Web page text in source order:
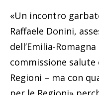
«Un incontro
Raffaele Donini,
dell’Emilia-
commissione salute
Regioni – ma con